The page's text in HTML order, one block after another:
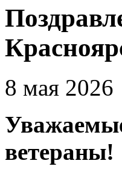
8 мая 2026
ветераны!